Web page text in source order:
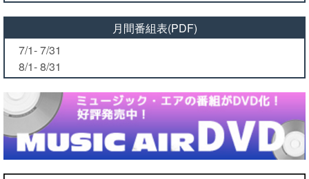
月間番組表(PDF)
7/1- 7/31
8/1- 8/31